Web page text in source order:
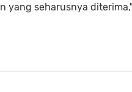
seharusnya